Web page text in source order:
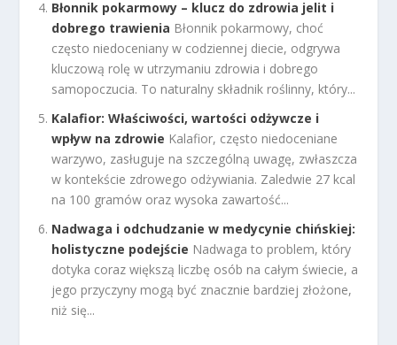
Błonnik pokarmowy – klucz do zdrowia jelit i
dobrego trawienia Błonnik pokarmowy, choć
często niedoceniany w codziennej diecie, odgrywa
kluczową rolę w utrzymaniu zdrowia i dobrego
samopoczucia. To naturalny składnik roślinny, który...
Kalafior: Właściwości, wartości odżywcze i
wpływ na zdrowie Kalafior, często niedoceniane
warzywo, zasługuje na szczególną uwagę, zwłaszcza
w kontekście zdrowego odżywiania. Zaledwie 27 kcal
na 100 gramów oraz wysoka zawartość...
Nadwaga i odchudzanie w medycynie chińskiej:
holistyczne podejście Nadwaga to problem, który
dotyka coraz większą liczbę osób na całym świecie, a
jego przyczyny mogą być znacznie bardziej złożone,
niż się...